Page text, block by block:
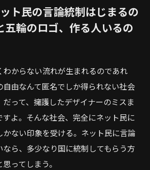
ト民の言論統制はじまるの
五輪のロゴ、作る人いるの
わからない流れが生まれるのであれ
自由なんて匿名でしか得られない社会
って、擁護したデザイナーのミスま
すよ。そんな社会、完全にネット民に
かない印象を受ける。ネット民に言論
ら、多少なり国に統制してもらう方
ってしまう。